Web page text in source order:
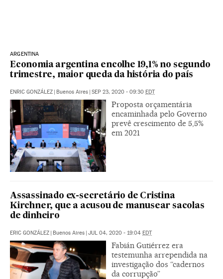
ARGENTINA
Economia argentina encolhe 19,1% no segundo
trimestre, maior queda da história do país
ENRIC GONZÁLEZ | Buenos Aires | SEP 23, 2020 - 09:30 EDT
Proposta orçamentária
encaminhada pelo Governo
prevê crescimento de 5,5%
em 2021
Assassinado ex-secretário de Cristina
Kirchner, que a acusou de manusear sacolas
de dinheiro
ERIC GONZÁLEZ | Buenos Aires | JUL 04, 2020 - 19:04 EDT
Fabián Gutiérrez era
testemunha arrependida na
investigação dos “cadernos
da corrupção”